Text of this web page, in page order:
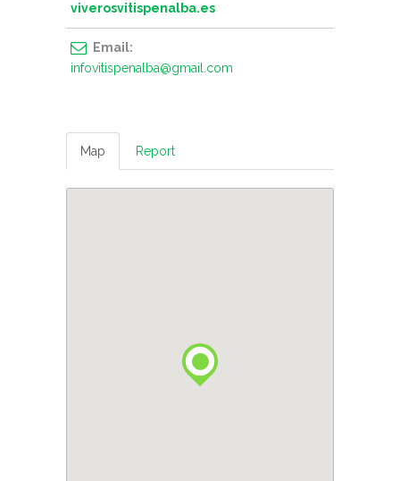
viverosvitispenalba.es
Email:
infovitispenalba@gmail.com
Map Report